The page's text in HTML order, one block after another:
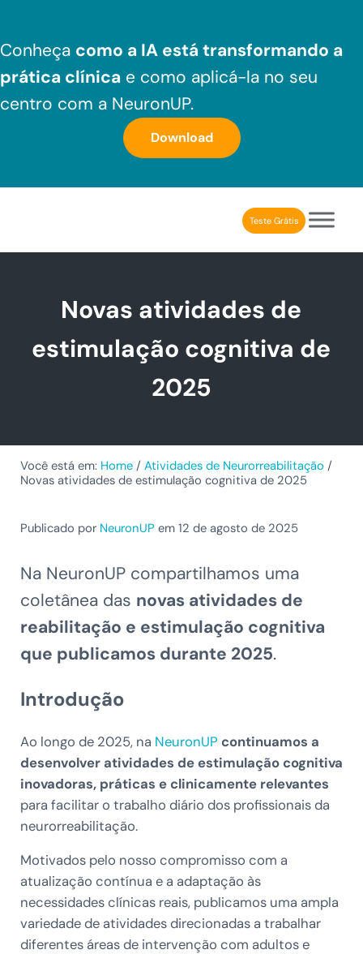
Conheça como a IA está transformando a
prática clínica e como aplicá-la no seu
centro com a NeuronUP.
Download
Aplicativo de estimulação cognitiva para profissionais
Teste Grátis
Novas atividades de
estimulação cognitiva de
2025
Você está em: Home / Atividades de Neurorreabilitação /
Novas atividades de estimulação cognitiva de 2025
Publicado por NeuronUP em 12 de agosto de 2025
Na NeuronUP compartilhamos uma
coletânea das novas atividades de
reabilitação e estimulação cognitiva
que publicamos durante 2025.
Introdução
Ao longo de 2025, na NeuronUP continuamos a
desenvolver atividades de estimulação cognitiva
inovadoras, práticas e clinicamente relevantes
para facilitar o trabalho diário dos profissionais da
neurorreabilitação.
Motivados pelo nosso compromisso com a
atualização contínua e a adaptação às
necessidades clínicas reais, publicamos uma ampla
variedade de atividades direcionadas a trabalhar
diferentes áreas de intervenção com adultos e